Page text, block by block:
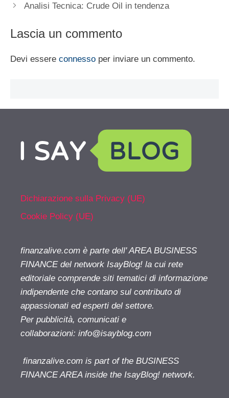
Analisi Tecnica: Crude Oil in tendenza
Lascia un commento
Devi essere connesso per inviare un commento.
Dichiarazione sulla Privacy (UE)
Cookie Policy (UE)
finanzalive.com è parte dell' AREA BUSINESS
FINANCE del network IsayBlog! la cui rete
editoriale comprende siti tematici di informazione
indipendente che contano sul contributo di
appassionati ed esperti del settore.
Per pubblicità, comunicati e
collaborazioni: info@isayblog.com
finanzalive.com is part of the BUSINESS
FINANCE AREA inside the IsayBlog! network.